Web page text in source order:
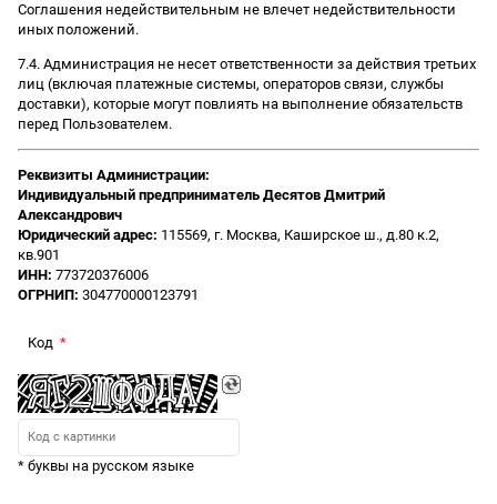
Соглашения недействительным не влечет недействительности
иных положений.
7.4. Администрация не несет ответственности за действия третьих
лиц (включая платежные системы, операторов связи, службы
доставки), которые могут повлиять на выполнение обязательств
перед Пользователем.
Реквизиты Администрации:
Индивидуальный предприниматель Десятов Дмитрий
Александрович
Юридический адрес: 115569, г. Москва, Каширское ш., д.80 к.2,
кв.901
ИНН: 773720376006
ОГРНИП: 304770000123791
Код
* буквы на русском языке